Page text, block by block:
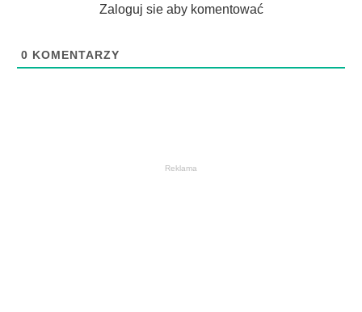
Zaloguj sie aby komentować
0 KOMENTARZY
Reklama